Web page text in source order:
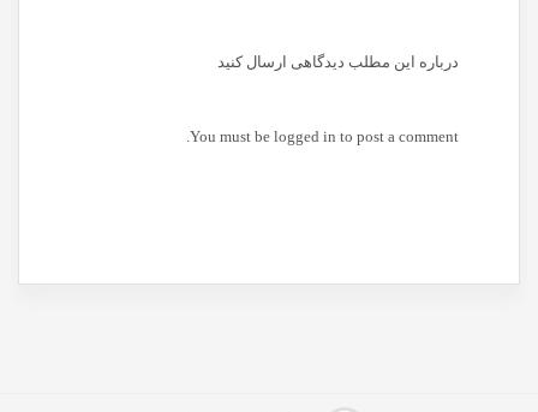
درباره این مطلب دیدگاهی ارسال کنید
You must be logged in to post a comment.